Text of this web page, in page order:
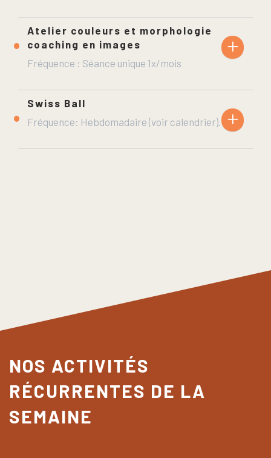
+
Atelier couleurs et morphologie
coaching en images
Fréquence : Séance unique 1x/mois
+
Swiss Ball
Fréquence: Hebdomadaire (voir calendrier).
NOS ACTIVITÉS
RÉCURRENTES DE LA
SEMAINE